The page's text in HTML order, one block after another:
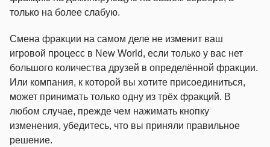
только на более слабую.
Смена фракции на самом деле не изменит ваш
игровой процесс в New World, если только у вас нет
большого количества друзей в определённой фракции.
Или компания, к которой вы хотите присоединиться,
может принимать только одну из трёх фракций. В
любом случае, прежде чем нажимать кнопку
изменения, убедитесь, что вы приняли правильное
решение.